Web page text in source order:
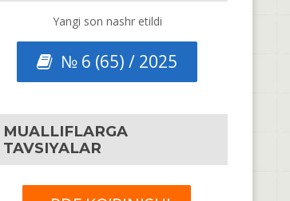
Yangi son nashr etildi
№ 6 (65) / 2025
MUALLIFLARGA
TAVSIYALAR